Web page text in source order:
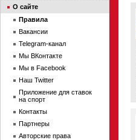
О сайте
Правила
Вакансии
Telegram-канал
Мы ВКонтакте
Мы в Facebook
Наш Twitter
Приложение для ставок
на спорт
Контакты
Партнеры
Авторские права